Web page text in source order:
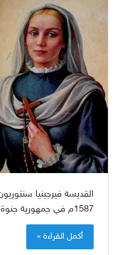
1587م في جمهورية جنوة بإيطاليا لعائلة من طبقة النبلاء…
أكمل القراءة »